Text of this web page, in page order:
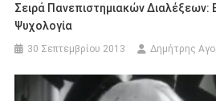
Σειρά Πανεπιστημιακών Διαλέξεων:
Ψυχολογία
30 Σεπτεμβρίου 2013 Δημήτρης